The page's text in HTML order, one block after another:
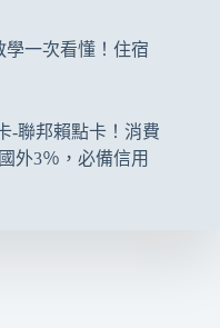
學一次看懂！住宿
-聯邦賴點卡！消費
外3％，必備信用